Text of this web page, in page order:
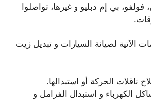
فولفو، بي إم دبليو و غيرها، تواصلوا
الآتية لصيانة السيارات و تبديل زيت
ناقلات الحركة أو استبدالها.
الكهرباء و استبدال الفرامل و